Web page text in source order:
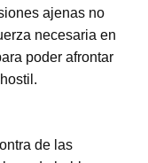
ajenas no
necesaria en
poder afrontar
de las